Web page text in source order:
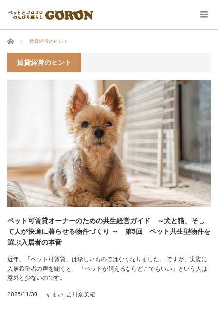
ホーム 賃貸経営のヒント
賃貸経営のヒント
ペット可賃貸オーナーのための共生経営ガイド ～犬と猫、そし
て人が快適に暮らせる物件づくり ～ 第5回 ペット共生型物件を
選ぶ入居者の本音
近年、「ペット可賃貸」は珍しいものではなくなりました。 ですが、実際に
入居希望者の声を聞くと、 「ペットが飼えるならどこでもいい」という人は
意外と少ないのです。
2025/11/30 すまい, 吉川奈美紀